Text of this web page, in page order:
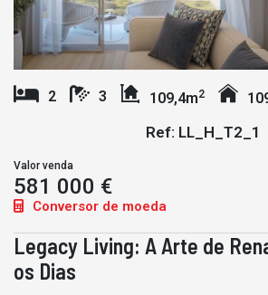
2 3 109,4m2
Ref: LL_H_T2_1
Valor venda
581 000 €
Conversor de moeda
Legacy Living: A Arte de
os Dias